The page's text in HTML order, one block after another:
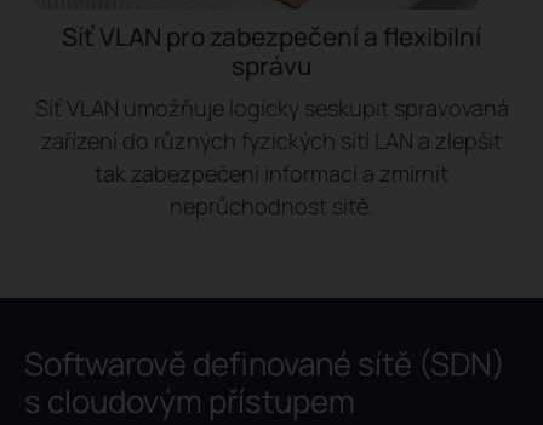
Síť VLAN pro zabezpečení a flexibilní
správu
Síť VLAN umožňuje logicky seskupit spravovaná
zařízení do různých fyzických sítí LAN a zlepšit
tak zabezpečení informací a zmírnit
neprůchodnost sítě.
Softwarově definované sítě (SDN)
s cloudovým přístupem